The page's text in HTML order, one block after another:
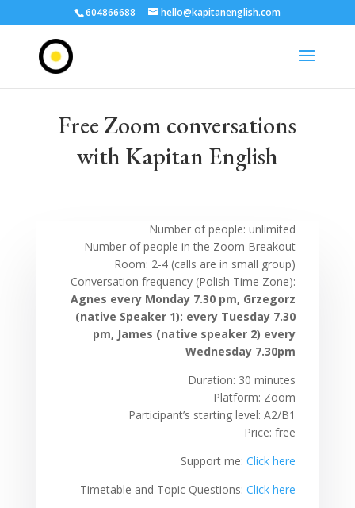
604866688 hello@kapitanenglish.com
Free Zoom conversations
with Kapitan English
Number of people: unlimited
Number of people in the Zoom Breakout
Room: 2-4 (calls are in small group)
Conversation frequency (Polish Time Zone):
Agnes every Monday 7.30 pm, Grzegorz
(native Speaker 1): every Tuesday 7.30
pm, James (native speaker 2) every
Wednesday 7.30pm
Duration: 30 minutes
Platform: Zoom
Participant’s starting level: A2/B1
Price: free
Support me:Click here
Timetable and Topic Questions:Click here